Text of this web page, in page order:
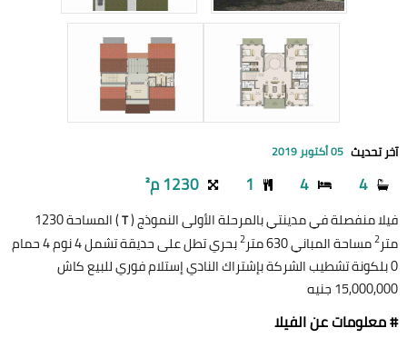
آخر تحديث 05 أكتوبر 2019
4
4
1 1230 م²
فيلا منفصلة في مدينتي بالمرحلة الأولى النموذج (T
) المساحة 1230
متر2مساحة المباني 630 متر 2
بحري تطل على حديقة تشمل 4 نوم 4 حمام
0 بلكونة تشطيب الشركة بإشتراك النادي إستلام فوري للبيع كاش
15,000,000 جنيه
# معلومات عن الفيلا